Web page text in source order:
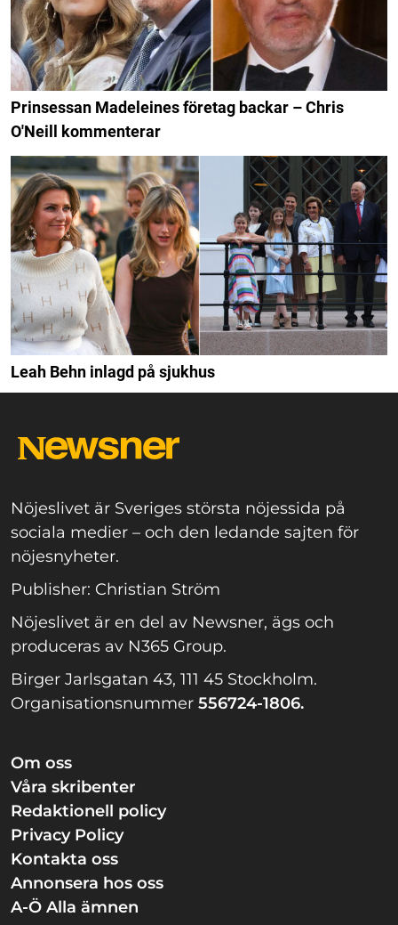
Prinsessan Madeleines företag backar – Chris
O'Neill kommenterar
Leah Behn inlagd på sjukhus
Nöjeslivet är Sveriges största nöjessida på
sociala medier – och den ledande sajten för
nöjesnyheter.
Publisher: Christian Ström
Nöjeslivet är en del av Newsner, ägs och
produceras av N365 Group.
Birger Jarlsgatan 43, 111 45 Stockholm.
Organisationsnummer 556724-1806.
Om oss
Våra skribenter
Redaktionell policy
Privacy Policy
Kontakta oss
Annonsera hos oss
A-Ö Alla ämnen